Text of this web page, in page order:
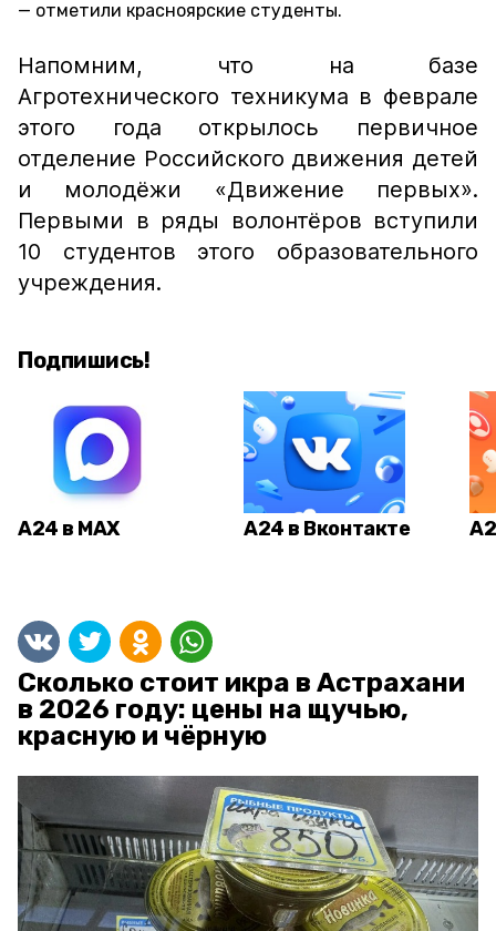
отметили красноярские студенты.
Напомним, что на базе
Агротехнического техникума в феврале
этого года открылось первичное
отделение Российского движения детей
и молодёжи «Движение первых».
Первыми в ряды волонтёров вступили
10 студентов этого образовательного
учреждения.
Подпишись!
А24 в MAX А24 в Вконтакте
Сколько стоит икра в Астрахани
в 2026 году: цены на щучью,
красную и чёрную